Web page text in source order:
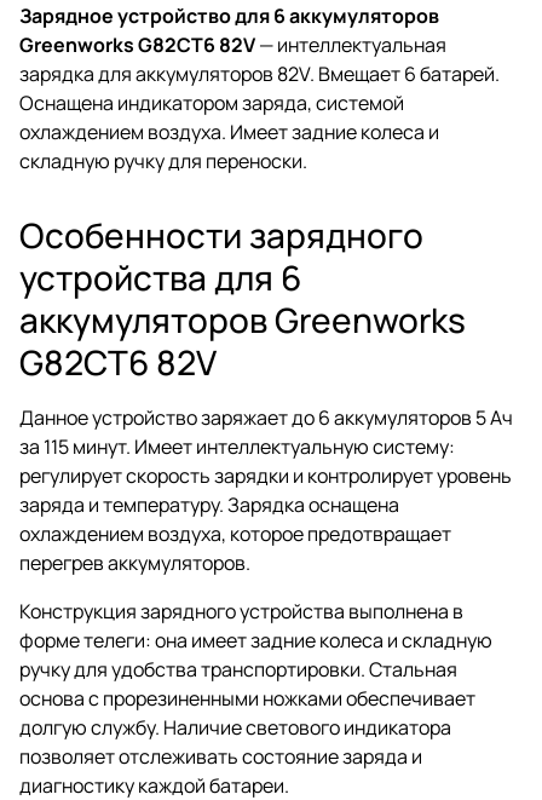
Зарядное устройство для 6 аккумуляторов
Greenworks G82CT6 82V— интеллектуальная
зарядка для аккумуляторов 82V. Вмещает 6 батарей.
Оснащена индикатором заряда, системой
охлаждением воздуха. Имеет задние колеса и
складную ручку для переноски.
Особенности зарядного
устройства для 6
аккумуляторов Greenworks
G82CT6 82V
Данное устройство заряжает до 6 аккумуляторов 5 Ач
за 115 минут. Имеет интеллектуальную систему:
регулирует скорость зарядки и контролирует уровень
заряда и температуру. Зарядка оснащена
охлаждением воздуха, которое предотвращает
перегрев аккумуляторов.
Конструкция зарядного устройства выполнена в
форме телеги: она имеет задние колеса и складную
ручку для удобства транспортировки. Стальная
основа с прорезиненными ножками обеспечивает
долгую службу. Наличие светового индикатора
позволяет отслеживать состояние заряда и
диагностику каждой батареи.